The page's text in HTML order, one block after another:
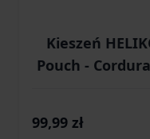
Kieszeń
Pouch -
99,99 zł